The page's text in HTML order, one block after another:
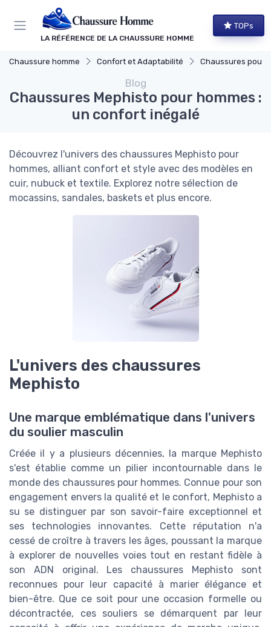
LA RÉFÉRENCE DE LA CHAUSSURE HOMME
TOPs
Chaussure homme Confort et Adaptabilité Chaussures pour Pieds
Blog
Chaussures Mephisto pour hommes :
un confort inégalé
Découvrez l'univers des chaussures Mephisto pour
hommes, alliant confort et style avec des modèles en
cuir, nubuck et textile. Explorez notre sélection de
mocassins, sandales, baskets et plus encore.
L'univers des chaussures
Mephisto
Une marque emblématique dans l'univers
du soulier masculin
Créée il y a plusieurs décennies, la marque Mephisto
s'est établie comme un pilier incontournable dans le
monde des chaussures pour hommes. Connue pour son
engagement envers la qualité et le confort, Mephisto a
su se distinguer par son savoir-faire exceptionnel et
ses technologies innovantes. Cette réputation n'a
cessé de croître à travers les âges, poussant la marque
à explorer de nouvelles voies tout en restant fidèle à
son ADN original. Les chaussures Mephisto sont
reconnues pour leur capacité à marier élégance et
bien-être. Que ce soit pour une occasion formelle ou
décontractée, ces souliers se démarquent par leur
Panneau de gestion des cookies